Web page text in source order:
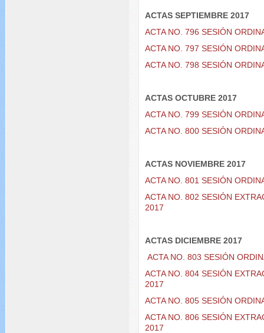
ACTAS SEPTIEMBRE 2017
ACTA NO. 796 SESIÓN
ACTA NO. 797 SESIÓN
ACTA NO. 798 SESIÓN
ACTAS OCTUBRE 2017
ACTA NO. 799 SESIÓN
ACTA NO. 800 SESIÓN
ACTAS NOVIEMBRE 2017
ACTA NO. 801 SESIÓN
ACTA NO. 802 SESIÓN
2017
ACTAS DICIEMBRE 2017
ACTA NO. 803 SESIÓN
ACTA NO. 804 SESIÓN
2017
ACTA NO. 805 SESIÓN
ACTA NO. 806 SESIÓN
2017